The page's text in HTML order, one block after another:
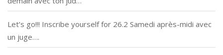
Let’s go!!! Inscribe yourself for 26.2 Samedi après-midi avec
un juge….